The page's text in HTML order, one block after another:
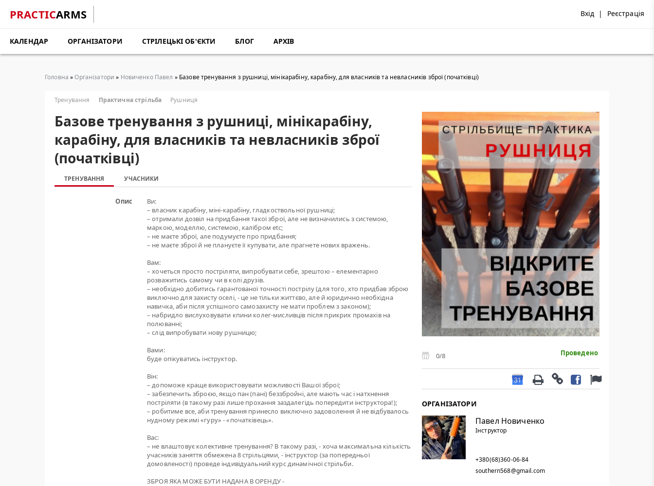
PRACTICARMS Вхід | Реєстрація
КАЛЕНДАР ОРГАНІЗАТОРИ СТРІЛЕЦЬКІ ОБ'ЄКТИ БЛОГ АРХІВ
Головна »Організатори » Новиченко Павел » Базове тренування з рушниці, мінікарабіну, карабіну, для власників та невласників зброї (початківці)
Тренування Практична стрільба Рушниця
Базове тренування з рушниці, мінікарабіну,
карабіну, для власників та невласників зброї
(початківці)
ТРЕНУВАННЯ УЧАСНИКИ
Опис
Ви:
– власник карабіну, міні-карабіну, гладкоствольної рушниці;
– отримали дозвіл на придбання такої зброї, але не визначились з системою,
маркою, моделлю, системою, калібром etc;
– не маєте зброї, але подумуєте про придбання;
– не маєте зброї й не плануєте її купувати, але прагнете нових вражень.
Вам:
– хочеться просто постріляти, випробувати себе, зрештою – елементарно
розважитись самому чи в колі друзів.
– необхідно добитись гарантованої точності пострілу (для того, хто придбав зброю
виключно для захисту оселі, - це не тільки життєво, але й юридично необхідна
навичка, аби після успішного самозахисту не мати проблем з законом);
– набридло вислуховувати кпини колег-мисливців після прикрих промахів на
полюванні;
– слід випробувати нову рушницю;
Вами:
буде опікуватись інструктор.
Він:
– допоможе краще використовувати можливості Вашої зброї;
– забезпечить зброєю, якщо пан (пані) беззбройні, але мають час і натхнення
постріляти (в такому разі лише прохання заздалегідь попередити інструктора!);
– робитиме все, аби тренування принесло виключно задоволення й не відбувалось
нудному режимі «гуру» - «початківець».
Вас:
– не влаштовує колективне тренування? В такому разі, - хоча максимальна кількість
учасників заняття обмежена 8 стрільцями, - інструктор (за попередньої
домовленості) проведе індивідуальний курс динамічної стрільби.
ЗБРОЯ ЯКА МОЖЕ БУТИ НАДАНА В ОРЕНДУ -
0/8 Проведено
ОРГАНІЗАТОРИ
Павел Новиченко
Інструктор
+380(68)360-06-84
southern568@gmail.com